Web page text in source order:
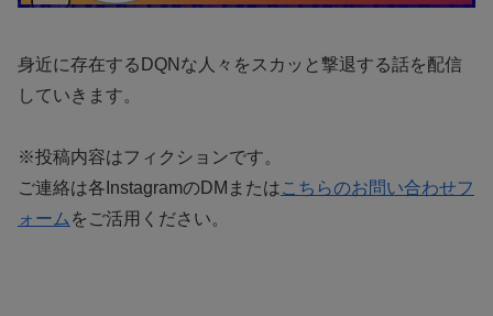
身近に存在するDQNな人々をスカッと撃退する話を配信
していきます。
※投稿内容はフィクションです。
ご連絡は各InstagramのDMまたはこちらのお問い合わせフ
ォーム をご活用ください。